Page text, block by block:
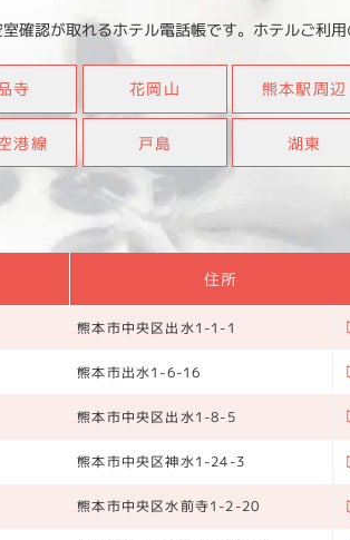
確認が取れるホテル電話帳です。ホテルご利用
寺 花岡山 熊本駅周辺
港線 戸島 湖東
住所
熊本市中央区出水1-1-1
熊本市出水1-6-16
熊本市中央区出水1-8-5
熊本市中央区神水1-24-3
熊本市中央区水前寺1-2-20